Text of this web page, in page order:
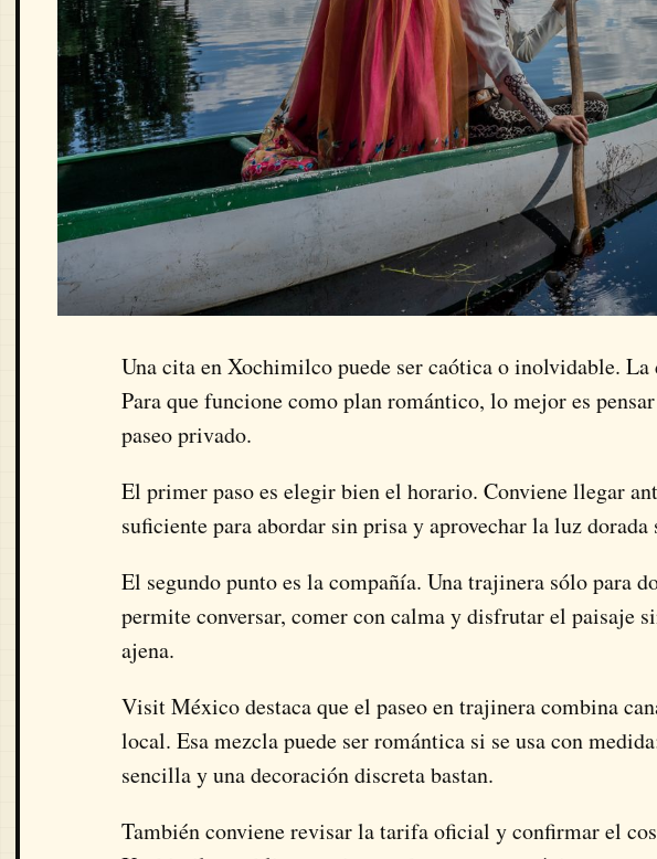
Una cita en Xochimilco puede ser caótica o inolvidable.
Para que funcione como plan romántico, lo mejor es
paseo privado.
El primer paso es elegir bien el horario. Conviene llegar
suficiente para abordar sin prisa y aprovechar la luz dorada
El segundo punto es la compañía. Una trajinera sólo para
permite conversar, comer con calma y disfrutar el paisaje
ajena.
Visit México destaca que el paseo en trajinera combina
local. Esa mezcla puede ser romántica si se usa con
sencilla y una decoración discreta bastan.
También conviene revisar la tarifa oficial y confirmar el